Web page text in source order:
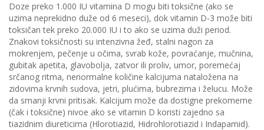
Doze preko 1.000 IU vitamina D mogu biti toksične (ako se
uzima neprekidno duže od 6 meseci), dok vitamin D-3 može biti
toksičan tek preko 20.000 IU i to ako se uzima duži period.
Znakovi toksičnosti su intenzivna žeđ, stalni nagon za
mokrenjem, pečenje u očima, svrab kože, povraćanje, mučnina,
gubitak apetita, glavobolja, zatvor ili proliv, umor, poremećaj
srčanog ritma, nenormalne količine kalcijuma nataložena na
zidovima krvnih sudova, jetri, plućima, bubrezima i želucu. Može
da smanji krvni pritisak. Kalcijum može da dostigne prekomerne
(čak i toksične) nivoe ako se vitamin D koristi zajedno sa
tiazidnim diureticima (Hlorotiazid, Hidrohlorotiazid i Indapamid).